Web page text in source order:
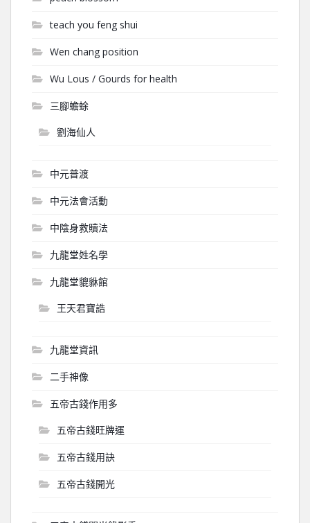
teach you feng shui
Wen chang position
Wu Lous / Gourds for health
三腳蟾蜍
劉海仙人
中元普渡
中元法會活動
中陰身救贖法
九龍堂姓名學
九龍堂貔貅館
王天君寶誥
九龍堂資訊
二手神像
五帝古錢作用多
五帝古錢旺牌運
五帝古錢用訣
五帝古錢開光